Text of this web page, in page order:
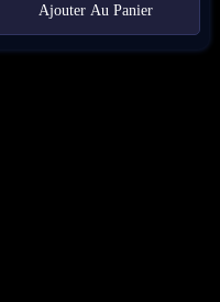
Ajouter Au Panier